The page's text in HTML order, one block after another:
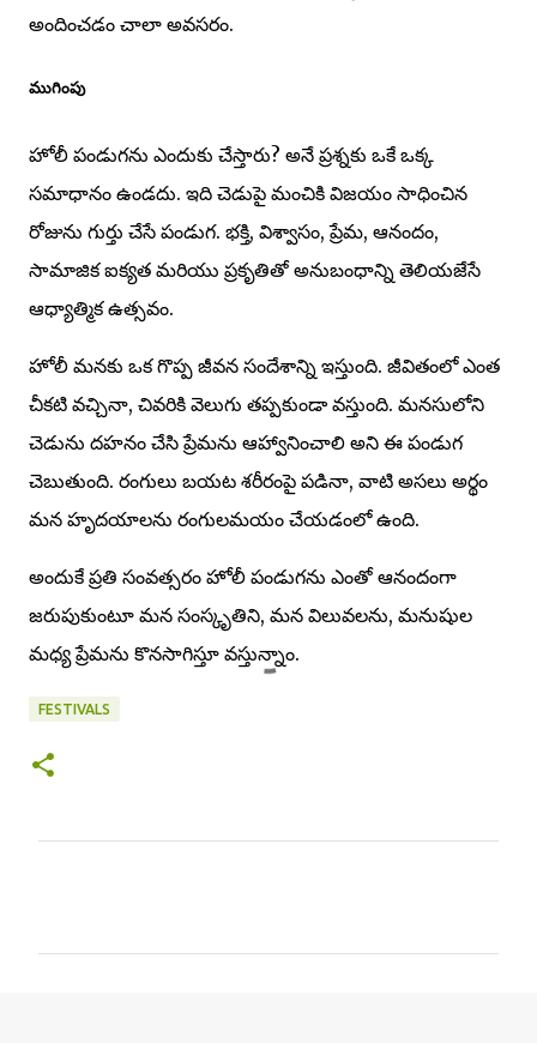
అందించడం చాలా అవసరం.
ముగింపు
హోలీ పండుగను ఎందుకు చేస్తారు? అనే ప్రశ్నకు ఒకే ఒక్క
సమాధానం ఉండదు. ఇది చెడుపై మంచికి విజయం సాధించిన
రోజును గుర్తు చేసే పండుగ. భక్తి, విశ్వాసం, ప్రేమ, ఆనందం,
సామాజిక ఐక్యత మరియు ప్రకృతితో అనుబంధాన్ని తెలియజేసే
ఆధ్యాత్మిక ఉత్సవం.
హోలీ మనకు ఒక గొప్ప జీవన సందేశాన్ని ఇస్తుంది. జీవితంలో ఎంత
చీకటి వచ్చినా, చివరికి వెలుగు తప్పకుండా వస్తుంది. మనసులోని
చెడును దహనం చేసి ప్రేమను ఆహ్వానించాలి అని ఈ పండుగ
చెబుతుంది. రంగులు బయట శరీరంపై పడినా, వాటి అసలు అర్థం
మన హృదయాలను రంగులమయం చేయడంలో ఉంది.
అందుకే ప్రతి సంవత్సరం హోలీ పండుగను ఎంతో ఆనందంగా
జరుపుకుంటూ మన సంస్కృతిని, మన విలువలను, మనుషుల
మధ్య ప్రేమను కొనసాగిస్తూ వస్తున్నాం.
FESTIVALS